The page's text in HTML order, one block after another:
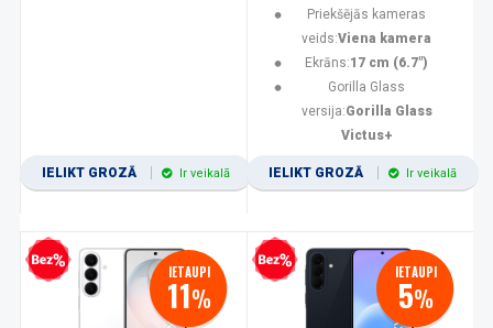
IELIKT GROZĀ Ir veikalā
Priekšējās kameras
veids:Viena kamera
Ekrāns:17 cm (6.7")
Gorilla Glass
versija:Gorilla Glass
Victus+
IELIKT GROZĀ Ir veikalā
kredīts IETAUPI
11%
Bezprocentu kredīts IETAUPI
5%